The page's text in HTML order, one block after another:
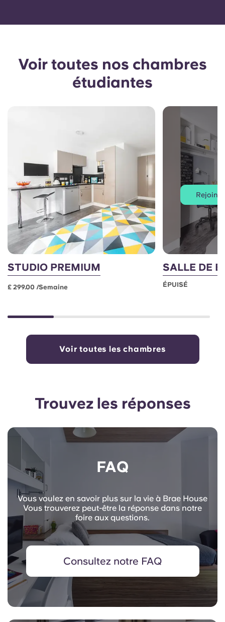
Voir toutes nos chambres
étudiantes
STUDIO PREMIUM
£ 299.00 /semaine
SALLE DE
ÉPUISÉ
Voir toutes les chambres
Trouvez les réponses
FAQ
Vous voulez en savoir plus sur la vie à Brae House
Vous trouverez peut-être la réponse dans notre
foire aux questions.
Consultez notre FAQ